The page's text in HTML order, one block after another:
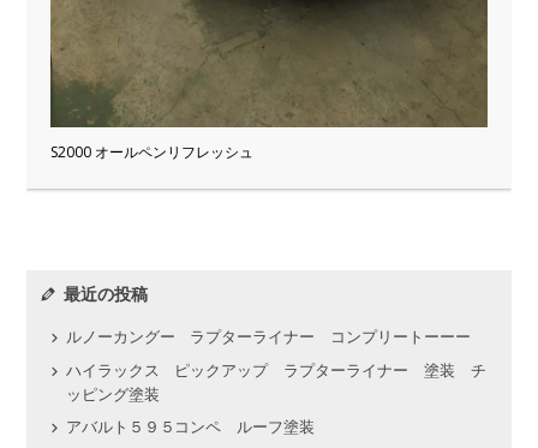
S2000 オールペンリフレッシュ
最近の投稿
ルノーカングー ラプターライナー コンプリートーーー
ハイラックス ピックアップ ラプターライナー 塗装 チ
ッピング塗装
アバルト５９５コンペ ルーフ塗装